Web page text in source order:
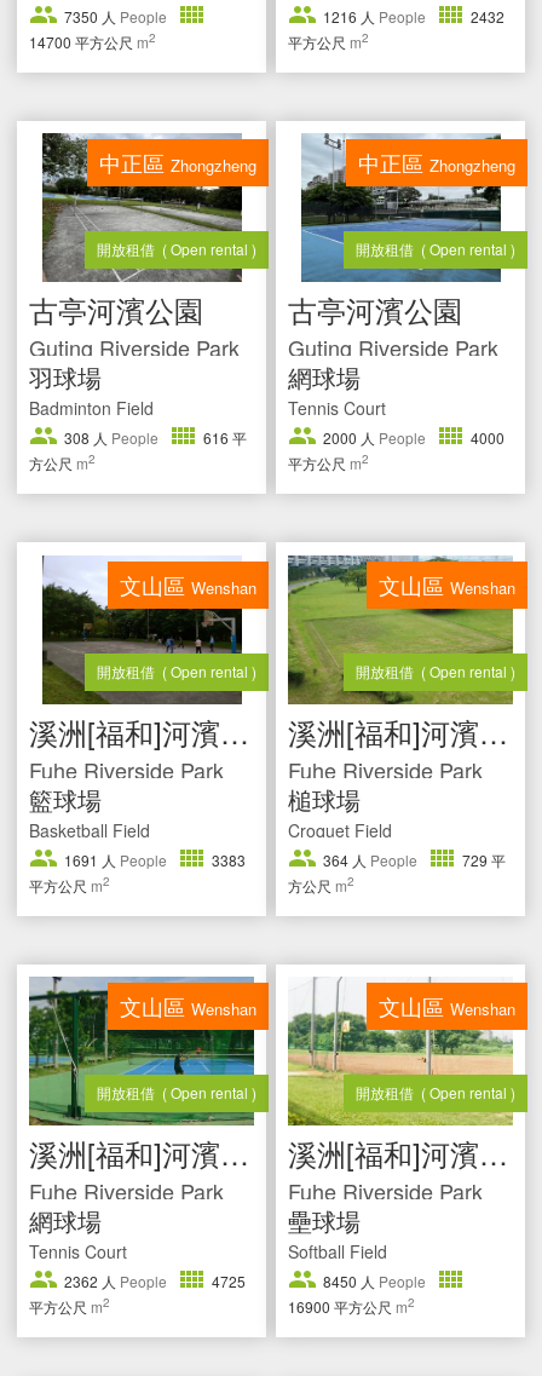
7350 人 People
14700 平方公尺 m2
1216 人 People
2432
平方公尺 m2
中正區 Zhongzheng
開放租借 ( Open rental )
古亭河濱公園
Guting Riverside Park
羽球場
Badminton Field
308 人 People 616 平
方公尺 m2
中正區 Zhongzheng
開放租借 ( Open rental )
古亭河濱公園
Guting Riverside Park
網球場
Tennis Court
2000 人 People
4000
平方公尺 m2
文山區 Wenshan
開放租借 ( Open rental )
溪洲[福和]河濱公園
Fuhe Riverside Park
籃球場
Basketball Field
1691 人 People
3383
平方公尺 m2
文山區 Wenshan
開放租借 ( Open rental )
溪洲[福和]河濱公園
Fuhe Riverside Park
槌球場
Croquet Field
364 人 People 729 平
方公尺 m2
文山區 Wenshan
開放租借 ( Open rental )
溪洲[福和]河濱公園
Fuhe Riverside Park
網球場
Tennis Court
2362 人 People
4725
平方公尺 m2
文山區 Wenshan
開放租借 ( Open rental )
溪洲[福和]河濱公園
Fuhe Riverside Park
壘球場
Softball Field
8450 人 People
16900 平方公尺 m2